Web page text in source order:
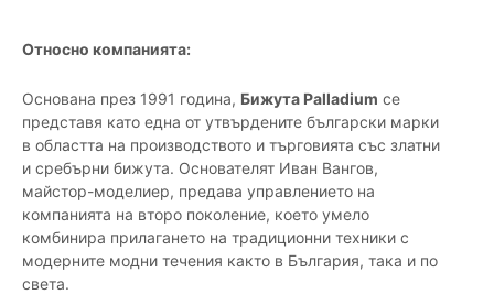
Относно компанията:
Основана през 1991 година, Бижута Palladium се
представя като една от утвърдените български марки
в областта на производството и търговията със златни
и сребърни бижута. Основателят Иван Вангов,
майстор-моделиер, предава управлението на
компанията на второ поколение, което умело
комбинира прилагането на традиционни техники с
модерните модни течения както в България, така и по
света.